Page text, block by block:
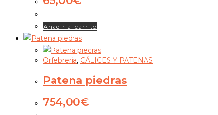
Añadir al carrito
Orfebrería, CÁLICES Y PATENAS
Patena piedras
754,00€